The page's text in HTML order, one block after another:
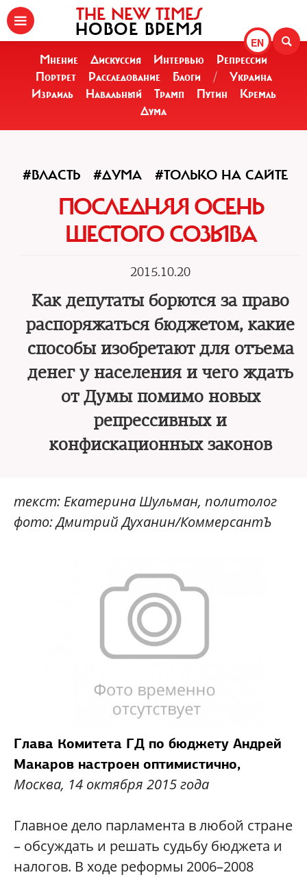
EN
THE NEW TIMES
НОВОЕ ВРЕМЯ
Мнение Дискуссия Интервью
Репрессии
Портрет
Расследование Блоги /
Украина
Израиль
Навальный Трамп Путин
Кремль
Дума
#ВЛАСТЬ #ДУМА #ТОЛЬКО НА САЙТЕ
ПОСЛЕДНЯЯ ОСЕНЬ
ШЕСТОГО СОЗЫВА
2015.10.20
Как депутаты борются за право
распоряжаться бюджетом, какие
способы изобретают для отъема
денег у населения и чего ждать
от Думы помимо новых
репрессивных и
конфискационных законов
текст: Екатерина Шульман, политолог
фото: Дмитрий Духанин/КоммерсантЪ
Глава Комитета ГД по бюджету Андрей
Макаров настроен оптимистично,
Москва, 14 октября 2015 года
Главное дело парламента в любой стране
– обсуждать и решать судьбу бюджета и
налогов. В ходе реформы 2006–2008